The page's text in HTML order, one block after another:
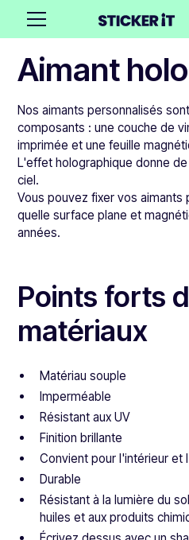
Aimant
Nos aimants personnalisés
composants : une couche de
imprimée et une feuille
L'effet holographique donne
ciel.
Vous pouvez fixer vos
quelle surface plane et
années.
Points forts
matériaux
Matériau souple
Imperméable
Résistant aux UV
Finition brillante
Convient pour l'intérieur et
Durable
Résistant à la lumière du
huiles et aux produits